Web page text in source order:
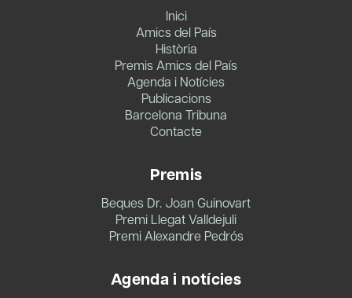
Inici
Amics del País
Història
Premis Amics del País
Agenda i Notícies
Publicacions
Barcelona Tribuna
Contacte
Premis
Beques Dr. Joan Guinovart
Premi Llegat Valldejuli
Premi Alexandre Pedrós
Agenda i notícies